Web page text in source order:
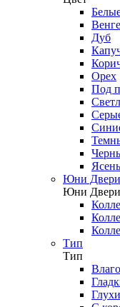
Венге
Дуб
Орех
Под
Ясень
Юни Двери
Юни Двери
Тип
Тип